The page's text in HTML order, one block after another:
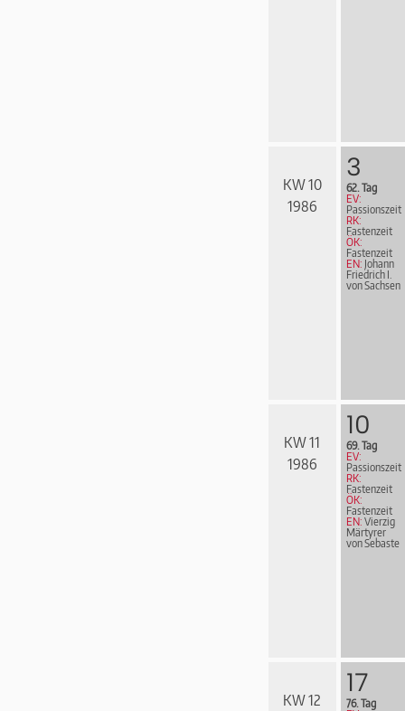
KW 10
1986
3
62. Tag
EV:
Passionszeit
RK:
Fastenzeit
ÖK:
Fastenzeit
EN: Johann
Friedrich I.
von Sachsen
KW 11
1986
10
69. Tag
EV:
Passionszeit
RK:
Fastenzeit
ÖK:
Fastenzeit
EN: Vierzig
Märtyrer
von Sebaste
KW 12
17
76. Tag